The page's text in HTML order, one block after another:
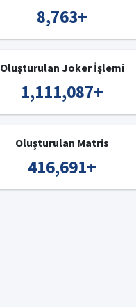
8,763+
Oluşturulan Joker İşlemi
1,111,087+
Oluşturulan Matris
416,691+